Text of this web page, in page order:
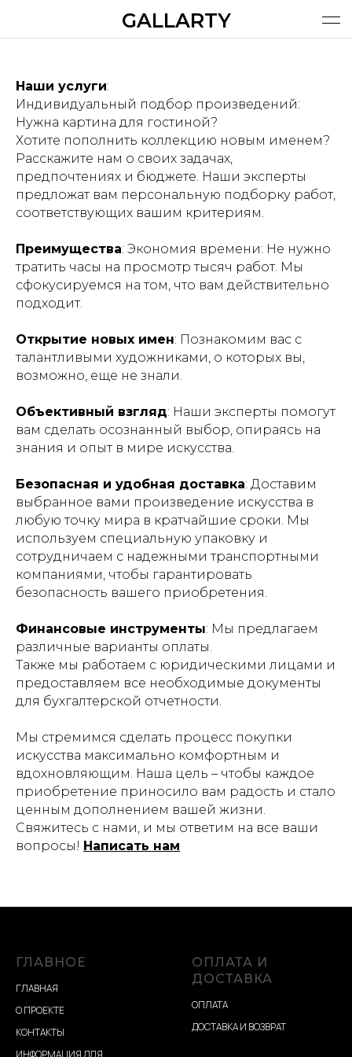
GALLARTY
Наши услуги:
Индивидуальный подбор произведений:
Нужна картина для гостиной?
Хотите пополнить коллекцию новым именем?
Расскажите нам о своих задачах,
предпочтениях и бюджете. Наши эксперты
предложат вам персональную подборку работ,
соответствующих вашим критериям.
Преимущества: Экономия времени: Не нужно
тратить часы на просмотр тысяч работ. Мы
сфокусируемся на том, что вам действительно
подходит.
Открытие новых имен: Познакомим вас с
талантливыми художниками, о которых вы,
возможно, еще не знали.
Объективный взгляд: Наши эксперты помогут
вам сделать осознанный выбор, опираясь на
знания и опыт в мире искусства.
Безопасная и удобная доставка: Доставим
выбранное вами произведение искусства в
любую точку мира в кратчайшие сроки. Мы
используем специальную упаковку и
сотрудничаем с надежными транспортными
компаниями, чтобы гарантировать
безопасность вашего приобретения.
Финансовые инструменты: Мы предлагаем
различные варианты оплаты.
Также мы работаем с юридическими лицами и
предоставляем все необходимые документы
для бухгалтерской отчетности.
Мы стремимся сделать процесс покупки
искусства максимально комфортным и
вдохновляющим. Наша цель – чтобы каждое
приобретение приносило вам радость и стало
ценным дополнением вашей жизни.
Свяжитесь с нами, и мы ответим на все ваши
вопросы! Написать нам
ГЛАВНОЕ
ГЛАВНАЯ
О ПРОЕКТЕ
КОНТАКТЫ
ИНФОРМАЦИЯ ДЛЯ
ОПЛАТА И
ДОСТАВКА
ОПЛАТА
ДОСТАВКА И ВОЗВРАТ